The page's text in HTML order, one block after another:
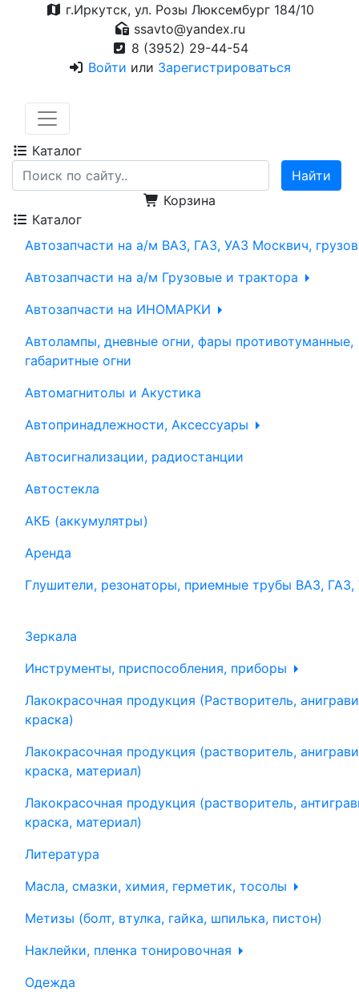
г.Иркутск, ул. Розы Люксембург 184/10
ssavto@yandex.ru
8 (3952) 29-44-54
Войти или Зарегистрироваться
Каталог
Корзина
Каталог
Автозапчасти на а/м ВАЗ, ГАЗ, УАЗ Москвич,
Автозапчасти на а/м Грузовые и трактора
Автозапчасти на ИНОМАРКИ
Автолампы, дневные огни, фары противотуманные,
габаритные огни
Автомагнитолы и Акустика
Автопринадлежности, Аксессуары
Автосигнализации, радиостанции
Автостекла
АКБ (аккумулятры)
Аренда
Глушители, резонаторы, приемные трубы ВАЗ, ГАЗ,
Зеркала
Инструменты, приспособления, приборы
Лакокрасочная продукция (Растворитель,
краска)
Лакокрасочная продукция (растворитель,
краска, материал)
Лакокрасочная продукция (растворитель,
краска, материал)
Литература
Масла, смазки, химия, герметик, тосолы
Метизы (болт, втулка, гайка, шпилька, пистон)
Наклейки, пленка тонировочная
Одежда